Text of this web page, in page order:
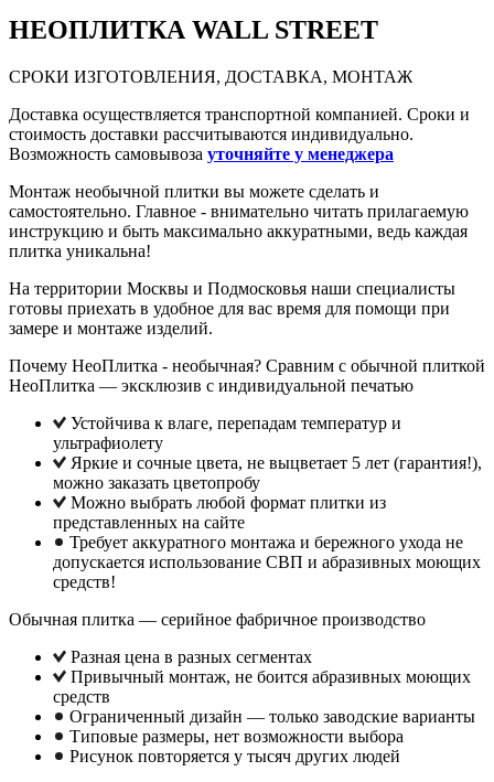
НЕОПЛИТКА WALL STREET
СРОКИ ИЗГОТОВЛЕНИЯ, ДОСТАВКА, МОНТАЖ
Доставка осуществляется транспортной компанией. Сроки и
стоимость доставки рассчитываются индивидуально.
Возможность самовывоза уточняйте у менеджера
Монтаж необычной плитки вы можете сделать и
самостоятельно. Главное - внимательно читать прилагаемую
инструкцию и быть максимально аккуратными, ведь каждая
плитка уникальна!
На территории Москвы и Подмосковья наши специалисты
готовы приехать в удобное для вас время для помощи при
замере и монтаже изделий.
Почему НеоПлитка - необычная? Сравним с обычной плиткой
НеоПлитка — эксклюзив с индивидуальной печатью
Устойчива к влаге, перепадам температур и
ультрафиолету
Яркие и сочные цвета, не выцветает 5 лет (гарантия!),
можно заказать цветопробу
Можно выбрать любой формат плитки из
представленных на сайте
Требует аккуратного монтажа и бережного ухода не
допускается использование СВП и абразивных моющих
средств!
Обычная плитка — серийное фабричное производство
Разная цена в разных сегментах
Привычный монтаж, не боится абразивных моющих
средств
Ограниченный дизайн — только заводские варианты
Типовые размеры, нет возможности выбора
Рисунок повторяется у тысяч других людей